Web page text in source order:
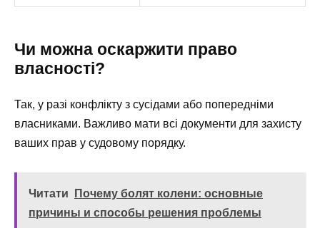
Чи можна оскаржити право
власності?
Так, у разі конфлікту з сусідами або попередніми
власниками. Важливо мати всі документи для захисту
ваших прав у судовому порядку.
Читати
Почему болят колени: основные
причины и способы решения проблемы